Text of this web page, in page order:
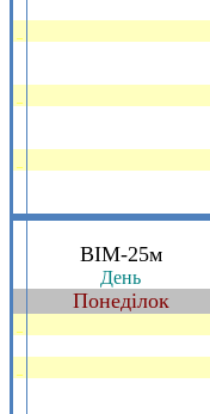
ВIМ-25м
День
Понедiлок